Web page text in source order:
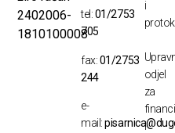
2402006-
1810100008
tel:01/2753
705
fax:01/2753
244
e-
mail:
i
odjel
za
i